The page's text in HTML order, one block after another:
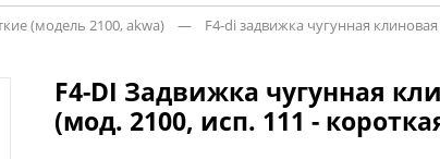
(модель 2100, akwa) — F4-di задвижка чугунная клиновая
F4-DI Задвижка чугунная
(мод. 2100, исп. 111 -